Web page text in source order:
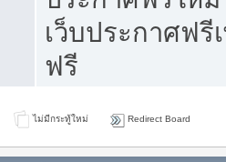
เว็บประกาศฟรี
ฟรี
ไม่มีกระทู้ใหม่ Redirect Board